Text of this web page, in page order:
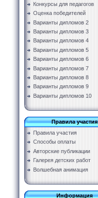
Конкурсы для педагогов
Оценка победителей
Варианты дипломов 2
Варианты дипломов 3
Варианты дипломов 4
Варианты дипломов 5
Варианты дипломов 6
Варианты дипломов 7
Варианты дипломов 8
Варианты дипломов 9
Варианты дипломов 10
Правила участия
Правила участия
Способы оплаты
Авторские публикации
Галерея детских работ
Волшебная анимация
Информация